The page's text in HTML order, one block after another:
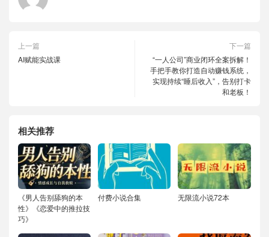
上一篇
AI赋能实战课
下一篇
“一人公司”商业闭环全案拆解！
手把手教你打造自动赚钱系统，
实现持续“睡后收入”，告别打卡
和老板！
相关推荐
《男人告别舔狗的本
性》《恋爱中的推拉技
巧》
付费小说合集 无限流小说72本